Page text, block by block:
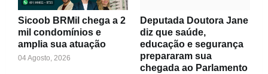
Sicoob BRMil chega a 2
mil condomínios e
amplia sua atuação
04 Agosto, 2026
Deputada Doutora Jane
diz que saúde,
educação e segurança
prepararam sua
chegada ao Parlamento